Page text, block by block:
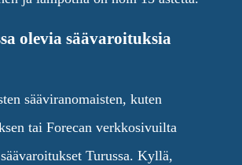
olevia säävaroituksia
sääviranomaisten, kuten
tai Forecan verkkosivuilta
Turussa. Kyllä,